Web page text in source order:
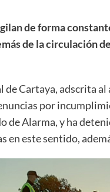
de forma
de la circulación
de Cartaya, adscrita
por
de Alarma, y ha
en este sentido,